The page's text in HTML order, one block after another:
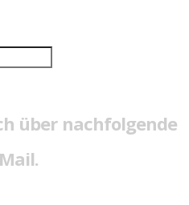
über nachfolgende